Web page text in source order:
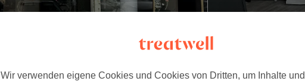
Wir verwenden eigene Cookies und Cookies von Dritten, um Inhalte